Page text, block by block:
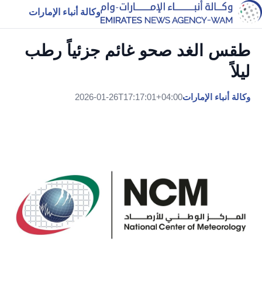
وكالة أنباء الإمارات
طقس الغد صحو غائم جزئياً رطب
ليلاً
وكالة أنباء الإمارات2026-01-26T17:17:01+04:00